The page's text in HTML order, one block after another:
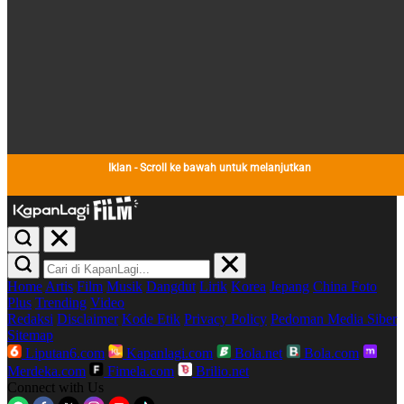
Iklan - Scroll ke bawah untuk melanjutkan
Home Artis Film Musik Dangdut Lirik Korea Jepang China Foto
Plus Trending Video
Redaksi Disclaimer Kode Etik Privacy Policy Pedoman Media Siber
Sitemap
Liputan6.com
Kapanlagi.com Bola.net
Bola.com
Merdeka.com
Fimela.com
Brilio.net
Connect with Us